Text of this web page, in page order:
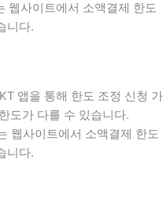
웹사이트에서 소액결제 한도
니다.
앱을 통해 한도 조정 신청 가
도가 다를 수 있습니다.
웹사이트에서 소액결제 한도
니다.